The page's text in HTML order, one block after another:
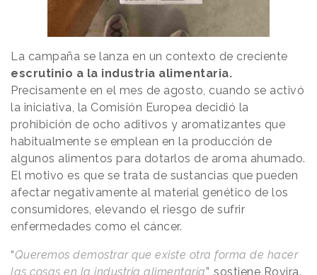
La campaña se lanza en un contexto de creciente
escrutinio a la industria alimentaria.
Precisamente en el mes de agosto, cuando se activó
la iniciativa, la Comisión Europea decidió la
prohibición de ocho aditivos y aromatizantes que
habitualmente se emplean en la producción de
algunos alimentos para dotarlos de aroma ahumado.
El motivo es que se trata de sustancias que pueden
afectar negativamente al material genético de los
consumidores, elevando el riesgo de sufrir
enfermedades como el cáncer.
“Queremos demostrar que existe otra forma de hacer
las cosas en la industria alimentaria”, sostiene Rovira.